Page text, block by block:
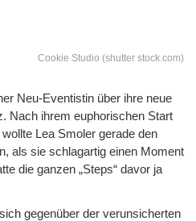
Cookie Studio (shutter stock.com)
Neu-Eventistin über ihre neue
Nach ihrem euphorischen Start
Lea Smoler gerade den
als sie schlagartig einen Moment
die ganzen „Steps“ davor ja
gegenüber der verunsicherten